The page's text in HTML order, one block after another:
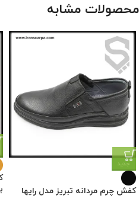
محصولات مشابه
جدید
کفش چرم مردانه تبریز مدل رایها